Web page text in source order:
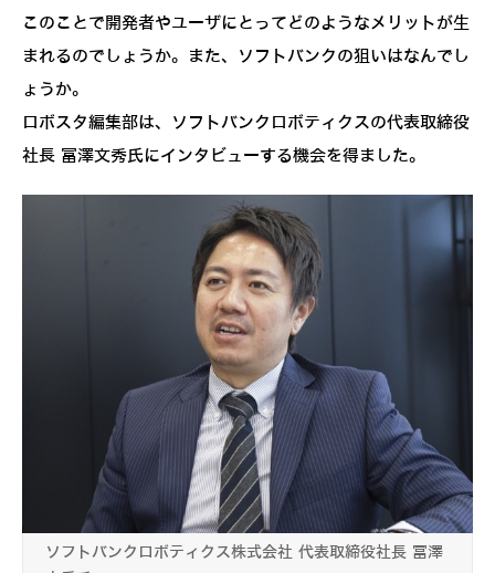
このことで開発者やユーザにとってどのようなメリットが生
まれるのでしょうか。また、ソフトバンクの狙いはなんでし
ょうか。
ロボスタ編集部は、ソフトバンクロボティクスの代表取締役
社長 冨澤文秀氏にインタビューする機会を得ました。
ソフトバンクロボティクス株式会社 代表取締役社長 冨澤